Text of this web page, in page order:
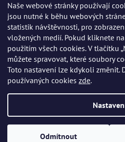
Naše webové stránky používají
jsou nutné k běhu webových
statistik návštěvnosti, pro
vložených medií. Pokud kliknete na
použitím všech cookies. V tlačítku
můžete spravovat, které soubory
Toto nastavení lze kdykoli změnit.
používaných cookies zde.
Odmítnout
+420 778 002 430
Přijímáme online platby
Vytvořil
Copyright 2026PĚKNÁ KLASIKA